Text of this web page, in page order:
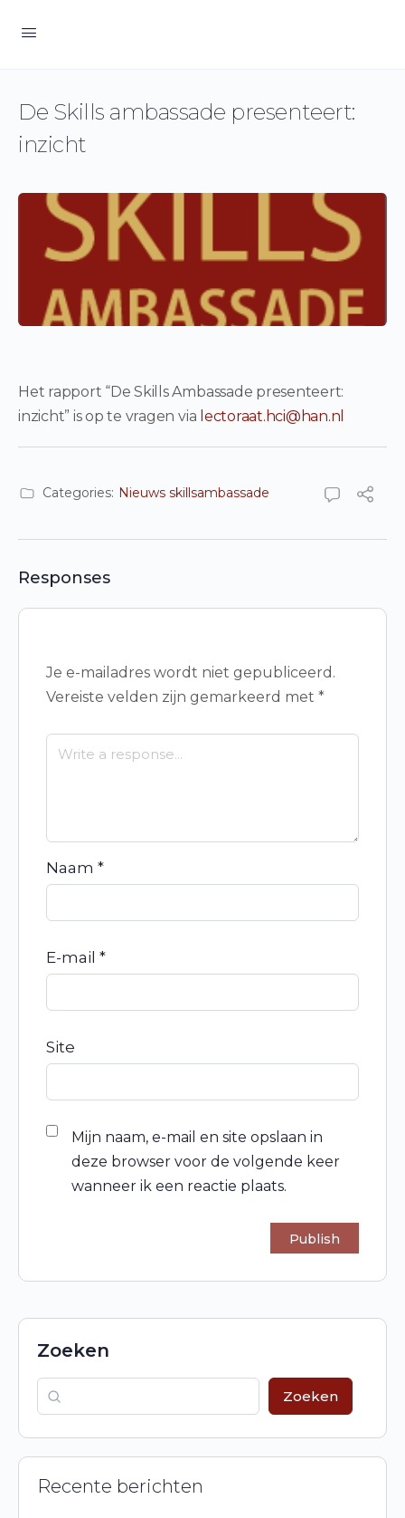
De Skills ambassade presenteert:
inzicht
Het rapport “De Skills Ambassade presenteert:
inzicht” is op te vragen via lectoraat.hci@han.nl
Categories: Nieuws skillsambassade
Responses
Je e-mailadres wordt niet gepubliceerd.
Vereiste velden zijn gemarkeerd met *
Naam *
E-mail *
Site
Mijn naam, e-mail en site opslaan in
deze browser voor de volgende keer
wanneer ik een reactie plaats.
Zoeken
Zoeken
Recente berichten